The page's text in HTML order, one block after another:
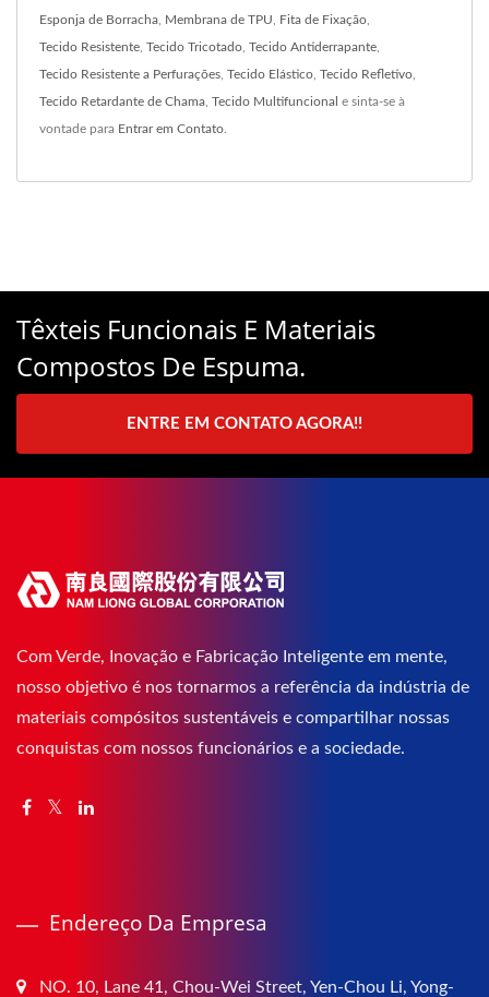
Esponja de Borracha Membrana de TPU Fita de Fixação
Tecido Resistente Tecido Tricotado Tecido Antiderrapante
Tecido Resistente a Perfurações Tecido Elástico Tecido Refletivo
Tecido Retardante de Chama Tecido Multifuncional e sinta-se à
vontade para Entrar em Contato
Têxteis Funcionais E Materiais
Compostos De Espuma.
ENTRE EM CONTATO AGORA!!
Com Verde, Inovação e Fabricação Inteligente em mente,
nosso objetivo é nos tornarmos a referência da indústria de
materiais compósitos sustentáveis e compartilhar nossas
conquistas com nossos funcionários e a sociedade.
Endereço Da Empresa
NO. 10, Lane 41, Chou-Wei Street, Yen-Chou Li, Yong-